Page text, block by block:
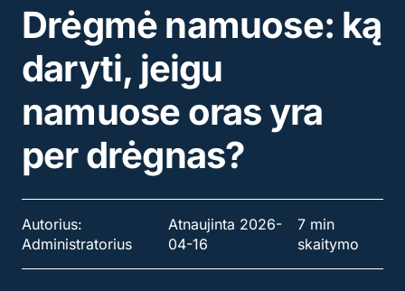
Drėgmė namuose: ką
daryti, jeigu
namuose oras yra
per drėgnas?
Autorius:
Administratorius
Atnaujinta 2026-
04-16
7 min
skaitymo